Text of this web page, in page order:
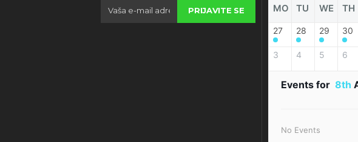
PRIJAVITE SE MO TU WE TH
27 28 29 30
3 4 5 6
Events for 8th
No Events